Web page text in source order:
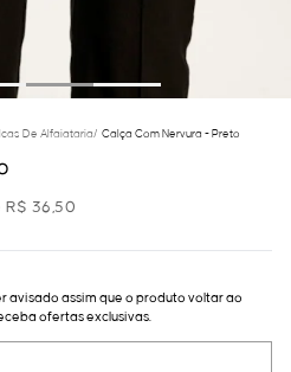
De Alfaiataria/ Calça Com Nervura - Preto
R$ 36,50
avisado assim que o produto voltar ao
ofertas exclusivas.